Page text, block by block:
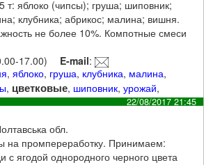
т: яблоко (чипсы); груша; шиповник;
клубника; абрикос; малина; вишня.
не более 10%. Компотные смеси
17.00) E-mail:
,яблоко, груша, клубника, малина,
, цветковые, шиповник,урожай,
22/08/2017 21:45
обл.
на промпереработку. Принимаем:
с ягодой однородного черного цвета